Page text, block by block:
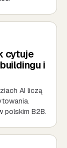
cytuje
i
AI liczą
polskim B2B.